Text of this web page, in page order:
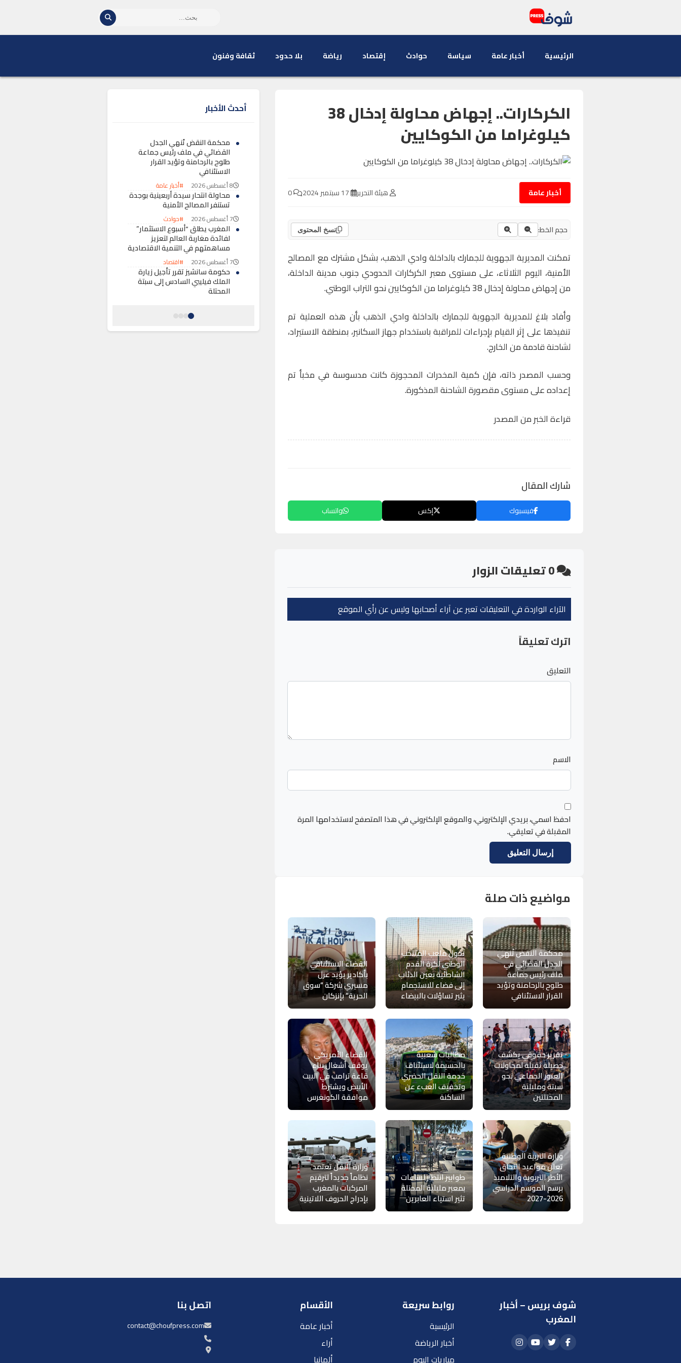
الرئيسية أخبار عامة سياسة حوادث إقتصاد رياضة بلا حدود ثقافة وفنون
الكركارات.. إجهاض محاولة إدخال 38
كيلوغراما من الكوكايين
أخبار عامة هيئة التحرير
حجم الخط: نسخ المحتوى
تمكنت المديرية الجهوية للجمارك بالداخلة وادي الذهب، بشكل مشترك مع المصالح
الأمنية، اليوم الثلاثاء، على مستوى معبر الكركارات الحدودي جنوب مدينة الداخلة،
من إجهاض محاولة إدخال 38 كيلوغراما من الكوكايين نحو التراب الوطني.
وأفاد بلاغ للمديرية الجهوية للجمارك بالداخلة وادي الذهب بأن هذه العملية تم
تنفيذها على إثر القيام بإجراءات للمراقبة باستخدام جهاز السكانير، بمنطقة الاستيراد،
لشاحنة قادمة من الخارج.
وحسب المصدر ذاته، فإن كمية المخدرات المحجوزة كانت مدسوسة في مخبأ تم
إعداده على مستوى مقصورة الشاحنة المذكورة.
قراءة الخبر من المصدر
شارك المقال
فيسبوك إكس واتساب
0تعليقات الزوار
الآراء الواردة في التعليقات تعبر عن آراء أصحابها وليس عن رأي الموقع
اترك تعليقاً
التعليق
الاسم
احفظ اسمي، بريدي الإلكتروني، والموقع الإلكتروني في هذا المتصفح لاستخدامها المرة
المقبلة في تعليقي.
مواضيع ذات صلة
محكمة النقض تُنهي
الجدل القضائي في
ملف رئيس جماعة
طلوح بالرحامنة وتؤيد
القرار الاستئنافي
تحول ملعب المنتخب
الوطني لكرة القدم
الشاطئية بعين الذئاب
إلى فضاء للاستجمام
يثير تساؤلات بالبيضاء
القضاء الاستئنافي
بأكادير يؤيد عزل
مسيري شركة “سوق
الحرية” بإنزكان
تقرير حقوقي يكشف
حصيلة ثقيلة لمحاولات
العبور الجماعي نحو
سبتة ومليلية
المحتلتين
مطالبات شعبية
بالحسيمة لاستئناف
خدمة النقل الحضري
وتخفيف العبء عن
الساكنة
القضاء الأمريكي
يوقف أشغال بناء
قاعة ترامب في البيت
الأبيض ويشترط
موافقة الكونغرس
وزارة التربية الوطنية
تعلن مواعيد التحاق
الأطر التربوية والتلاميذ
برسم الموسم الدراسي
2026-2027
طوابير انتظار لساعات
بمعبر مليلية المحتلة
تثير استياء العابرين
وزارة النقل تعتمد
نظاماً جديداً لترقيم
المركبات بالمغرب
بإدراج الحروف اللاتينية
أحدث الأخبار
محكمة النقض تُنهي الجدل
القضائي في ملف رئيس جماعة
طلوح بالرحامنة وتؤيد القرار
الاستئنافي
8 أغسطس 2026 #أخبار عامة
محاولة انتحار سيدة أربعينية بوجدة
تستنفر المصالح الأمنية
7 أغسطس 2026 #حوادث
المغرب يطلق “أسبوع الاستثمار”
لفائدة مغاربة العالم لتعزيز
مساهمتهم في التنمية الاقتصادية
7 أغسطس 2026 #اقتصاد
حكومة سانشيز تقرر تأجيل زيارة
الملك فيليبي السادس إلى سبتة
المحتلة
تحول ملعب المنتخب الوطني لكرة
فضاء للاستجمام يثير تساؤلات
شوف بريس – أخبار
المغرب
روابط سريعة
الرئيسية
أخبار الرياضة
مباريات اليوم
الأقسام
أخبار عامة
أراء
ألمانيا
اتصل بنا
contact@choufpress.com